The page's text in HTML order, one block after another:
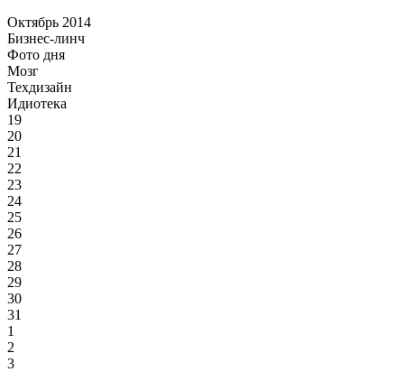
Октябрь 2014
Бизнес-линч
Фото дня
Мозг
Техдизайн
Идиотека
19
20
21
22
23
24
25
26
27
28
29
30
31
1
2
3